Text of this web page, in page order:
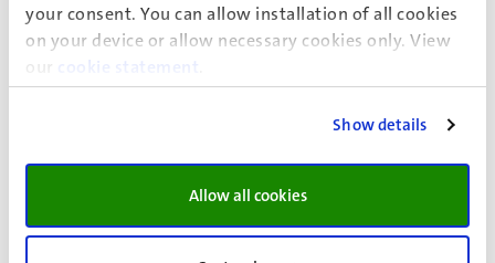
your consent. You can allow installation of all cookies
on your device or allow necessary cookies only. View
our
cookie statement
Show details
Allow all cookies
Aanvullende informatie voor je
aanmelding
niet-EU/EER-land hebben gedaan, moeten